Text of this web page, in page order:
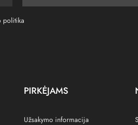
politika
PIRKĖJAMS
Užsakymo informacija